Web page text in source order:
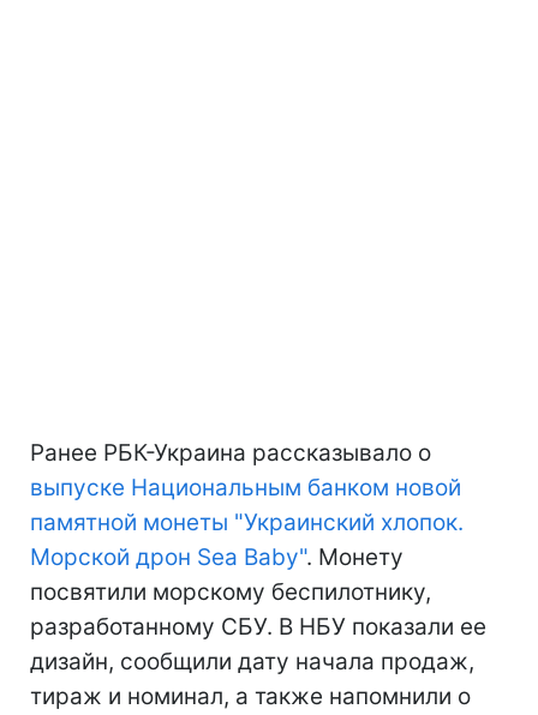
Ранее РБК-Украина рассказывало о
выпуске Национальным банком новой
памятной монеты "Украинский хлопок.
Морской дрон Sea Baby". Монету
посвятили морскому беспилотнику,
разработанному СБУ. В НБУ показали ее
дизайн, сообщили дату начала продаж,
тираж и номинал, а также напомнили о